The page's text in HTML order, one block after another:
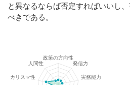
と異なるならば否定すればいいし
べきである。